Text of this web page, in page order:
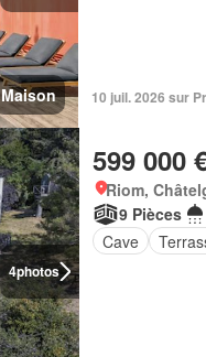
Maison 10 juil. 2026 sur
4photos
599 000
Riom,
9 Pièces
Cave